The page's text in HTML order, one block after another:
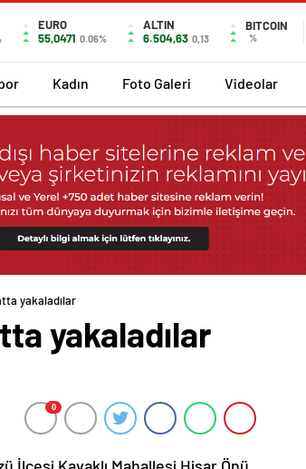
EURO
55,0471 0.06%
ALTIN
6.504,63 0,13
BITCOIN
%
Kadın Foto Galeri Videolar
yakaladılar
yakaladılar
0